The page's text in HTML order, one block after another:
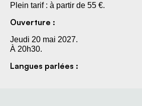
Plein tarif : à partir de 55 €.
Ouverture :
Jeudi 20 mai 2027.
À 20h30.
Langues parlées :